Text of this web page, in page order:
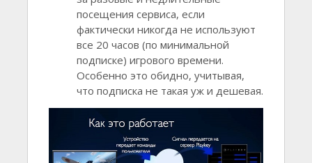
посещения сервиса, если
фактически никогда не используют
все 20 часов (по минимальной
подписке) игрового времени.
Особенно это обидно, учитывая,
что подписка не такая уж и дешевая.